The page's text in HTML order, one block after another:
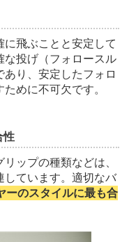
に飛ぶことと安定して
な投げ（フォロースル
り、安定したフォロ
めに不可欠です。
性
ップの種類などは、
しています。適切なバ
ーのスタイルに最も合